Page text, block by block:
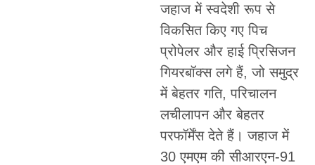
जहाज में स्वदेशी रूप से
विकसित किए गए पिच
प्रोपेलर और हाई प्रिसिजन
गियरबॉक्स लगे हैं, जो समुद्र
में बेहतर गति, परिचालन
लचीलापन और बेहतर
परफॉर्मेंस देते हैं। जहाज में
30 एमएम की सीआरएन-91